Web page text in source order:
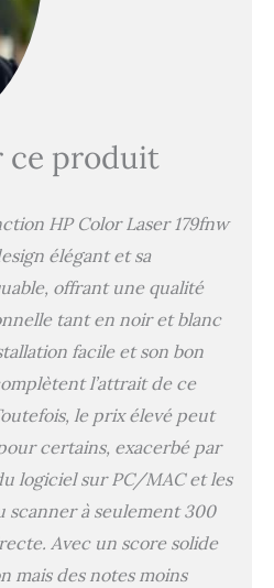
avec numérisation recto
verso en un seul passage
USB Hi-Speed 2.0, port
hôte USB 2.0 en façade,
impression mobile via
Apple AirPrint,
application HP Smart HP
wolf pro secuirty :
conçues pour les
professionnels et les
petites équipes, avec
validant le firmware,
protection par mot de
passe et mémoire
protégée contre
l’écriture Contenu de la
boîte: HP Color LaserJet
cartouches de toner
originales préinstallées
ce produit
HP Color Laser 179fnw
élégant et sa
offrant une qualité
tant en noir et blanc
facile et son bon
l’attrait de ce
le prix élevé peut
certains, exacerbé par
logiciel sur PC/MAC et les
scanner à seulement 300
Avec un score solide
mais des notes moins